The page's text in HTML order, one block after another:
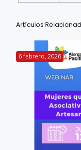
Artículos
6 febrero, 2026